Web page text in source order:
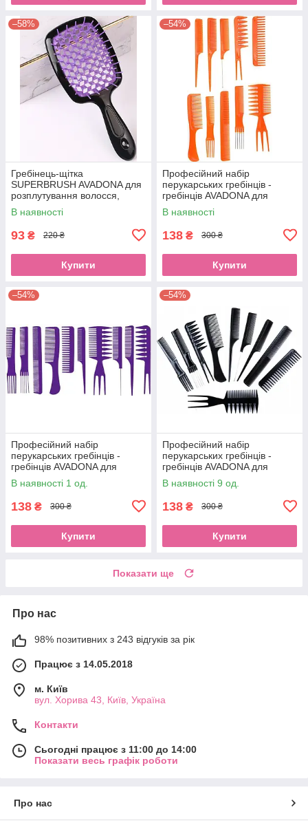
–58%
Гребінець-щітка
SUPERBRUSH AVADONA для
розплутування волосся,
фіолетоваEStyle
В наявності
93 ₴ 220 ₴
Купити
–54%
Професійний набір
перукарських гребінців -
гребінців AVADONA для
стрижки, укладання та
фарбування волосся,EStyle
В наявності
138 ₴ 300 ₴
Купити
–54%
Професійний набір
перукарських гребінців -
гребінців AVADONA для
стрижки, укладання та
фарбування волосся,EStyle
В наявності 1 од.
138 ₴ 300 ₴
Купити
–54%
Професійний набір
перукарських гребінців -
гребінців AVADONA для
стрижки, укладання та
фарбування волосся,
В наявності 9 од.
138 ₴ 300 ₴
Купити
Показати ще
Про нас
98% позитивних з 243 відгуків за рік
Працює з 14.05.2018
м. Київ
вул. Хорива 43, Київ, Україна
Контакти
Сьогодні працює з 11:00 до 14:00
Показати весь графік роботи
Про нас